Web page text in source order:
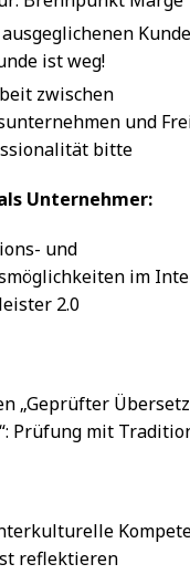
ist weg!
zwischen
und
bitte
Unternehmer:
und
im
2.0
„Geprüfter
Prüfung mit
reflektieren